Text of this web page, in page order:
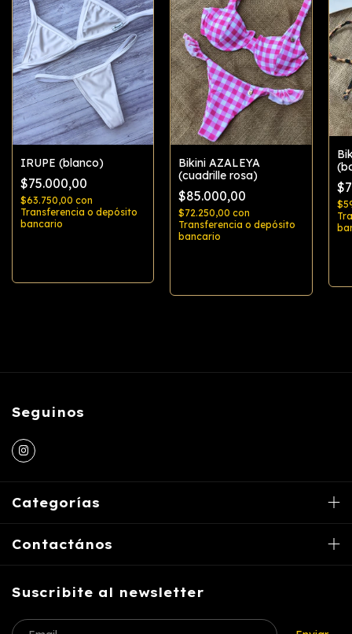
IRUPE (blanco)
$75.000,00
$63.750,00 con
Transferencia o depósito
bancario
Bikini AZALEYA
(cuadrille rosa)
$85.000,00
$72.250,00con
Transferencia o depósito
bancario
Seguinos
Categorías
Contactános
Suscribite al newsletter